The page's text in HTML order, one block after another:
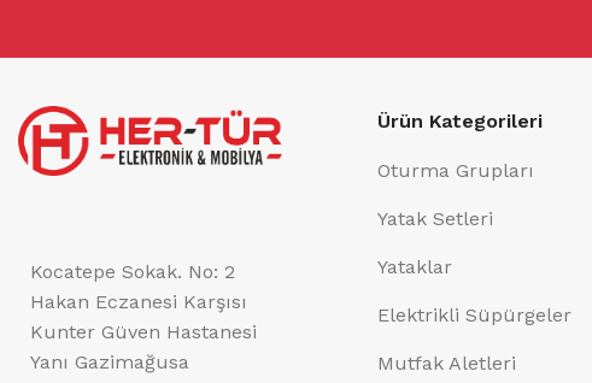
Kocatepe Sokak. No: 2
Hakan Eczanesi Karşısı
Kunter Güven Hastanesi
Yanı Gazimağusa
Ürün Kategorileri
Oturma Grupları
Yatak Setleri
Yataklar
Elektrikli Süpürgeler
Mutfak Aletleri